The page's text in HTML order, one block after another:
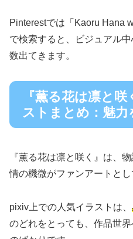
Pinterestでは「Kaoru Hana
で検索すると、ビジュアル
数出てきます。
『薫る花は凛と
ストまとめ：魅
『薫る花は凛と咲く』は、
情の機微がファンアートとし
pixiv上での人気イラストは、
のどれをとっても、作品世